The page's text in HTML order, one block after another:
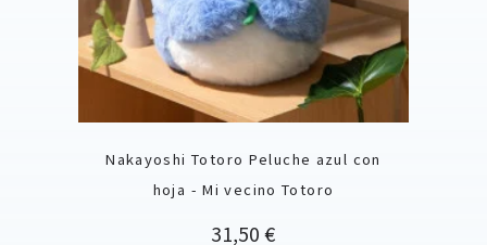
Nakayoshi Totoro Peluche azul con
hoja - Mi vecino Totoro
Precio
31,50 €